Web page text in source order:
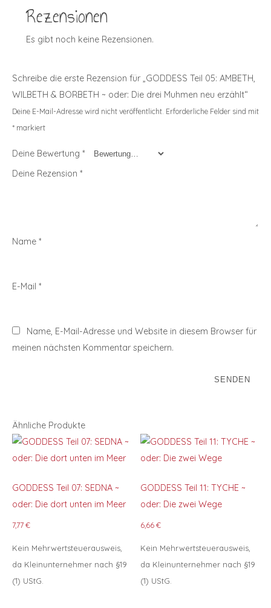
Rezensionen
Es gibt noch keine Rezensionen.
Schreibe die erste Rezension für „GODDESS Teil 05: AMBETH,
WILBETH & BORBETH ~ oder: Die drei Muhmen neu erzählt“
Deine E-Mail-Adresse wird nicht veröffentlicht. Erforderliche Felder sind mit
* markiert
Deine Bewertung *
Deine Rezension *
Name *
E-Mail *
Name, E-Mail-Adresse und Website in diesem Browser für
meinen nächsten Kommentar speichern.
Ähnliche Produkte
GODDESS Teil 07: SEDNA ~
oder: Die dort unten im Meer
7,77 €
Kein Mehrwertsteuerausweis,
da Kleinunternehmer nach §19
(1) UStG.
GODDESS Teil 11: TYCHE ~
oder: Die zwei Wege
6,66€
Kein Mehrwertsteuerausweis,
da Kleinunternehmer nach §19
(1) UStG.